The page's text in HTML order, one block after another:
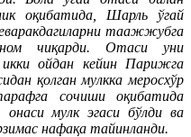
оқибатида, Шарль ўгай
таажжубга
ном чиқарди. Отаси уни
ойдан кейин Парижга
қолган мулкка меросхўр
сочиши оқибатида
онаси мулк эгаси бўлди ва
нафақа тайинланди.